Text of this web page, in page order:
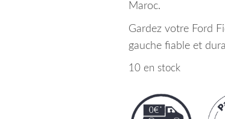
Maroc.
Gardez votre Ford
gauche fiable et
10 en stock